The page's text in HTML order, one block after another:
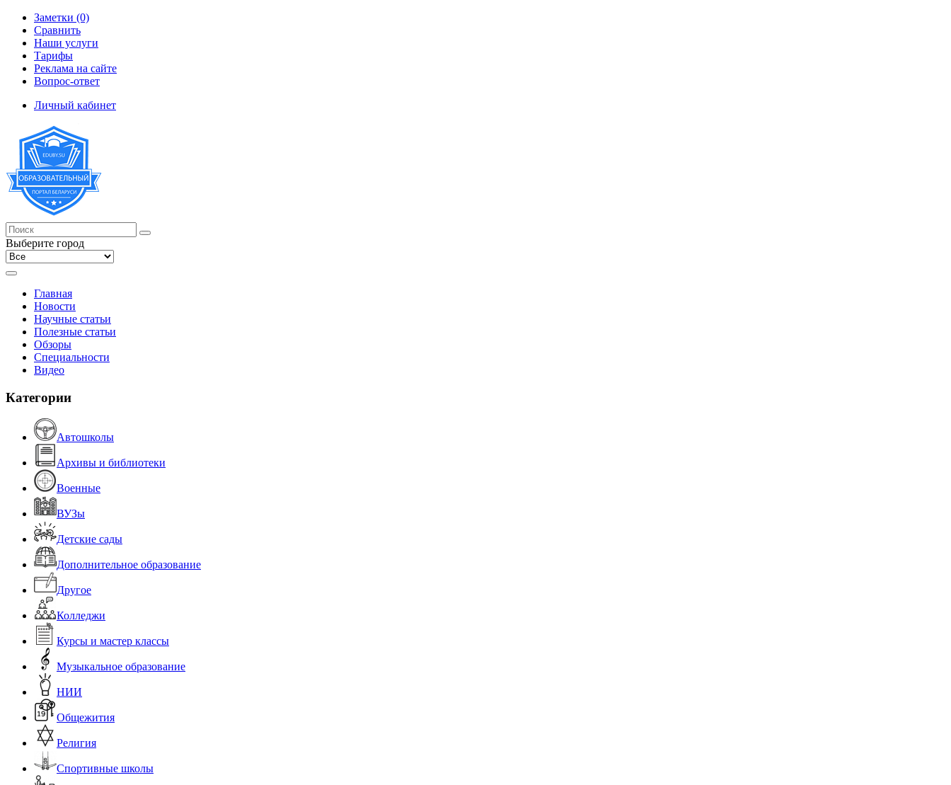
Заметки (0)
Сравнить
Наши услуги
Тарифы
Реклама на сайте
Вопрос-ответ
Личный кабинет
Выберите город
Главная
Новости
Научные статьи
Полезные статьи
Обзоры
Специальности
Видео
Категории
Автошколы
Архивы и библиотеки
Военные
ВУЗы
Детские сады
Дополнительное образование
Другое
Колледжи
Курсы и мастер классы
Музыкальное образование
НИИ
Общежития
Религия
Спортивные школы